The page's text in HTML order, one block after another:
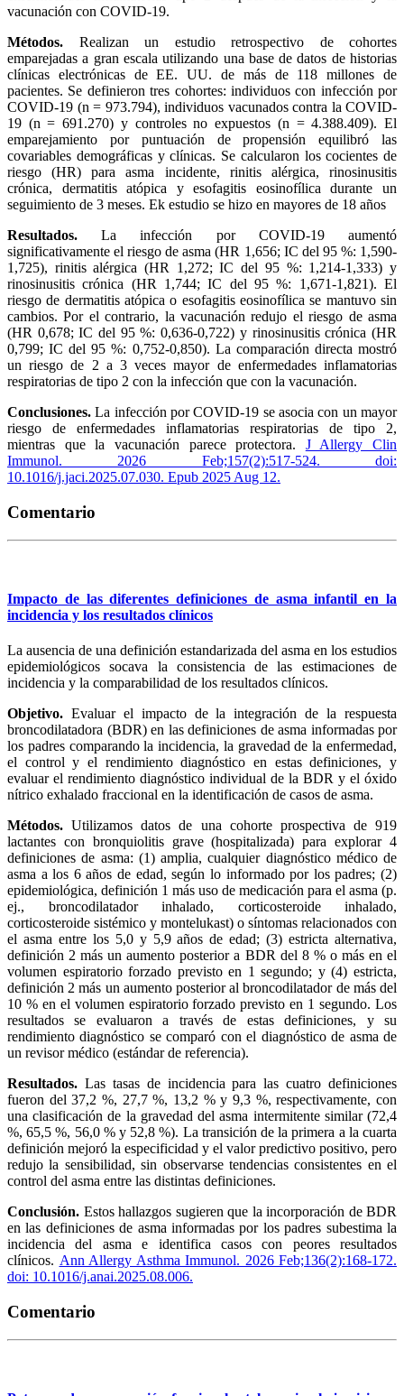
vacunación con COVID-19.
Métodos. Realizan un estudio retrospectivo de cohortes
emparejadas a gran escala utilizando una base de datos de historias
clínicas electrónicas de EE. UU. de más de 118 millones de
pacientes. Se definieron tres cohortes: individuos con infección por
COVID-19 (n = 973.794), individuos vacunados contra la COVID-
19 (n = 691.270) y controles no expuestos (n = 4.388.409). El
emparejamiento por puntuación de propensión equilibró las
covariables demográficas y clínicas. Se calcularon los cocientes de
riesgo (HR) para asma incidente, rinitis alérgica, rinosinusitis
crónica, dermatitis atópica y esofagitis eosinofílica durante un
seguimiento de 3 meses. Ek estudio se hizo en mayores de 18 años
Resultados.La infección por COVID-19 aumentó
significativamente el riesgo de asma (HR 1,656; IC del 95 %: 1,590-
1,725), rinitis alérgica (HR 1,272; IC del 95 %: 1,214-1,333) y
rinosinusitis crónica (HR 1,744; IC del 95 %: 1,671-1,821). El
riesgo de dermatitis atópica o esofagitis eosinofílica se mantuvo sin
cambios. Por el contrario, la vacunación redujo el riesgo de asma
(HR 0,678; IC del 95 %: 0,636-0,722) y rinosinusitis crónica (HR
0,799; IC del 95 %: 0,752-0,850). La comparación directa mostró
un riesgo de 2 a 3 veces mayor de enfermedades inflamatorias
respiratorias de tipo 2 con la infección que con la vacunación.
Conclusiones.La infección por COVID-19 se asocia con un mayor
riesgo de enfermedades inflamatorias respiratorias de tipo 2,
mientras que la vacunación parece protectora. J Allergy Clin
Immunol. 2026 Feb;157(2):517-524. doi:
10.1016/j.jaci.2025.07.030. Epub 2025 Aug 12.
Comentario
Impacto de las diferentes definiciones de asma infantil en la
incidencia y los resultados clínicos
La ausencia de una definición estandarizada del asma en los estudios
epidemiológicos socava la consistencia de las estimaciones de
incidencia y la comparabilidad de los resultados clínicos.
Objetivo. Evaluar el impacto de la integración de la respuesta
broncodilatadora (BDR) en las definiciones de asma informadas por
los padres comparando la incidencia, la gravedad de la enfermedad,
el control y el rendimiento diagnóstico en estas definiciones, y
evaluar el rendimiento diagnóstico individual de la BDR y el óxido
nítrico exhalado fraccional en la identificación de casos de asma.
Métodos.Utilizamos datos de una cohorte prospectiva de 919
lactantes con bronquiolitis grave (hospitalizada) para explorar 4
definiciones de asma: (1) amplia, cualquier diagnóstico médico de
asma a los 6 años de edad, según lo informado por los padres; (2)
epidemiológica, definición 1 más uso de medicación para el asma (p.
ej., broncodilatador inhalado, corticosteroide inhalado,
corticosteroide sistémico y montelukast) o síntomas relacionados con
el asma entre los 5,0 y 5,9 años de edad; (3) estricta alternativa,
definición 2 más un aumento posterior a BDR del 8 % o más en el
volumen espiratorio forzado previsto en 1 segundo; y (4) estricta,
definición 2 más un aumento posterior al broncodilatador de más del
10 % en el volumen espiratorio forzado previsto en 1 segundo. Los
resultados se evaluaron a través de estas definiciones, y su
rendimiento diagnóstico se comparó con el diagnóstico de asma de
un revisor médico (estándar de referencia).
Resultados. Las tasas de incidencia para las cuatro definiciones
fueron del 37,2 %, 27,7 %, 13,2 % y 9,3 %, respectivamente, con
una clasificación de la gravedad del asma intermitente similar (72,4
%, 65,5 %, 56,0 % y 52,8 %). La transición de la primera a la cuarta
definición mejoró la especificidad y el valor predictivo positivo, pero
redujo la sensibilidad, sin observarse tendencias consistentes en el
control del asma entre las distintas definiciones.
Conclusión. Estos hallazgos sugieren que la incorporación de BDR
en las definiciones de asma informadas por los padres subestima la
incidencia del asma e identifica casos con peores resultados
clínicos. Ann Allergy Asthma Immunol. 2026 Feb;136(2):168-172.
doi: 10.1016/j.anai.2025.08.006.
Comentario